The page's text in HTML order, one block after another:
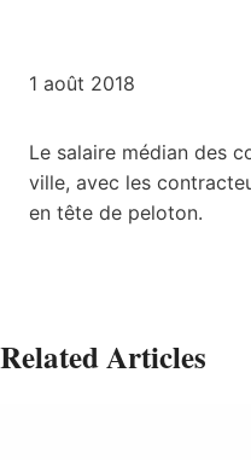
1 août 2018
Le salaire médian des
ville, avec les
en tête de peloton.
Related Articles